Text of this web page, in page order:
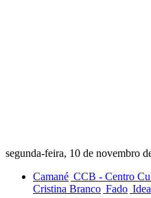
segunda-feira, 10 de novembro
Camané CCB - Centro
Cristina Branco Fado